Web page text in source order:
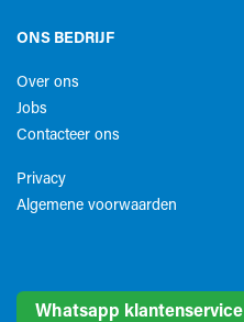
ONS BEDRIJF
Over ons
Jobs
Contacteer ons
Privacy
Algemene voorwaarden​
Whatsapp klantenservice